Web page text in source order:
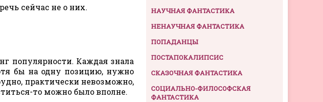
сейчас не о них.
популярности. Каждая знала
бы на одну позицию, нужно
практически невозможно,
то можно было вполне.
НАУЧНАЯ ФАНТАСТИКА
НЕНАУЧНАЯ ФАНТАСТИКА
ПОПАДАНЦЫ
ПОСТАПОКАЛИПСИС
СКАЗОЧНАЯ ФАНТАСТИКА
СОЦИАЛЬНО-ФИЛОСОФСКАЯ
ФАНТАСТИКА